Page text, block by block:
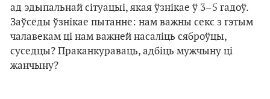
ад эдыпальнай сітуацыі, якая ўзнікае ў 3–5 гадоў.
Заўсёды ўзнікае пытанне: нам важны секс з гэтым
чалавекам ці нам важней насаліць сяброўцы,
суседцы? Праканкураваць, адбіць мужчыну ці
жанчыну?